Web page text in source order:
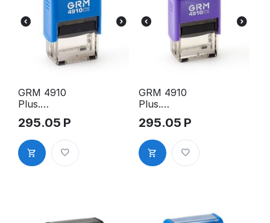
GRM 4910
Plus.
Оснастка
для штампа,
26х9мм,
синий
корпус
295.05 Р
GRM 4910
Plus.
Оснастка
для штампа,
26х9мм,
фиолетовый
корпус
295.05 Р